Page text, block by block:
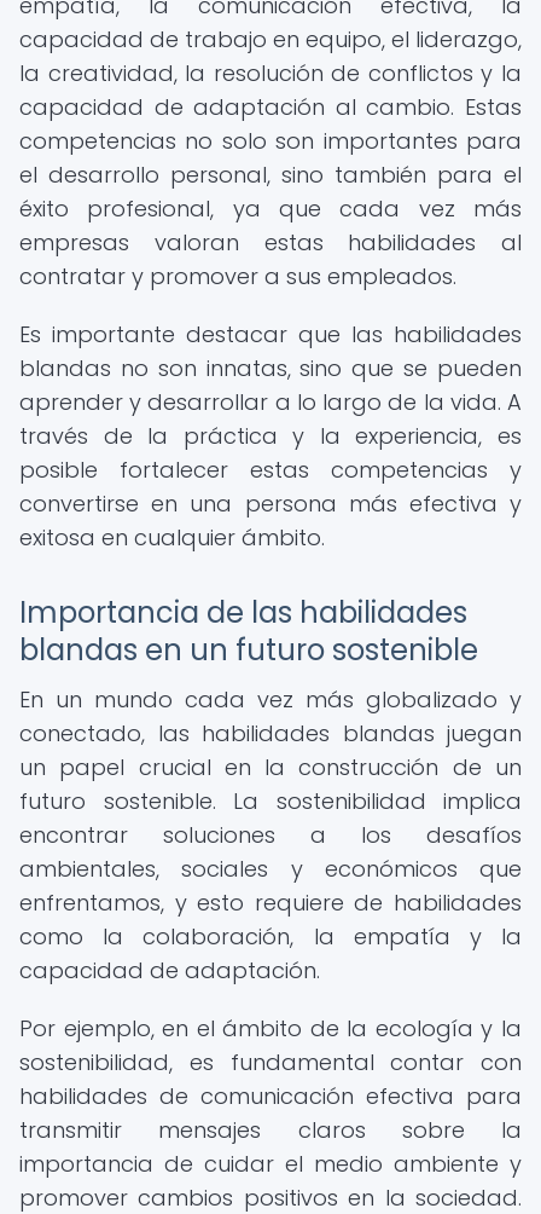
capacidad de trabajo en equipo, el liderazgo,
la creatividad, la resolución de conflictos y la
capacidad de adaptación al cambio. Estas
competencias no solo son importantes para
el desarrollo personal, sino también para el
éxito profesional, ya que cada vez más
empresas valoran estas habilidades al
contratar y promover a sus empleados.
Es importante destacar que las habilidades
blandas no son innatas, sino que se pueden
aprender y desarrollar a lo largo de la vida. A
través de la práctica y la experiencia, es
posible fortalecer estas competencias y
convertirse en una persona más efectiva y
exitosa en cualquier ámbito.
Importancia de las habilidades
blandas en un futuro sostenible
En un mundo cada vez más globalizado y
conectado, las habilidades blandas juegan
un papel crucial en la construcción de un
futuro sostenible. La sostenibilidad implica
encontrar soluciones a los desafíos
ambientales, sociales y económicos que
enfrentamos, y esto requiere de habilidades
como la colaboración, la empatía y la
capacidad de adaptación.
Por ejemplo, en el ámbito de la ecología y la
sostenibilidad, es fundamental contar con
habilidades de comunicación efectiva para
transmitir mensajes claros sobre la
importancia de cuidar el medio ambiente y
promover cambios positivos en la sociedad.